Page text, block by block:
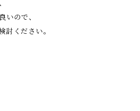
いので、
討ください。